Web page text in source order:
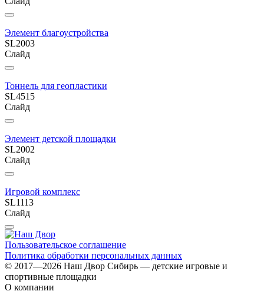
Элемент благоустройства
SL2003
Слайд
Тоннель для геопластики
SL4515
Слайд
Элемент детской площадки
SL2002
Слайд
Игровой комплекс
SL1113
Слайд
Пользовательское соглашение
Политика обработки персональных данных
© 2017—2026 Наш Двор Сибирь — детские игровые и
спортивные площадки
О компании